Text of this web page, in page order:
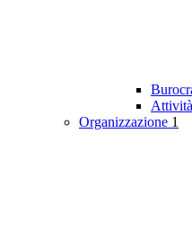
Organizzazione 1